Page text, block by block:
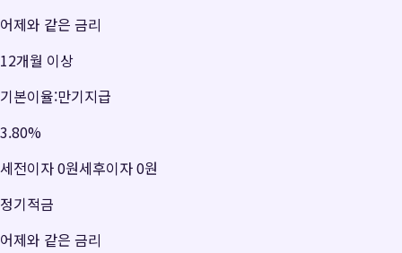
어제와 같은 금리
12개월 이상
기본이율:만기지급
3.80%
세전이자0원세후이자0원
정기적금
어제와 같은 금리